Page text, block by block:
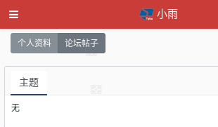
小雨
个人资料 论坛帖子
主题
无